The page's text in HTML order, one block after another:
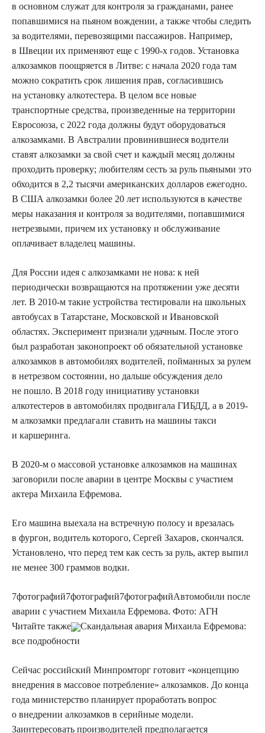
в основном служат для контроля за гражданами, ранее
попавшимися на пьяном вождении, а также чтобы следить
за водителями, перевозящими пассажиров. Например,
в Швеции их применяют еще с 1990-х годов. Установка
алкозамков поощряется в Литве: с начала 2020 года там
можно сократить срок лишения прав, согласившись
на установку алкотестера. В целом все новые
транспортные средства, произведенные на территории
Евросоюза, с 2022 года должны будут оборудоваться
алкозамками. В Австралии провинившиеся водители
ставят алкозамки за свой счет и каждый месяц должны
проходить проверку; любителям сесть за руль пьяными это
обходится в 2,2 тысячи американских долларов ежегодно.
В США алкозамки более 20 лет используются в качестве
меры наказания и контроля за водителями, попавшимися
нетрезвыми, причем их установку и обслуживание
оплачивает владелец машины.
Для России идея с алкозамками не нова: к ней
периодически возвращаются на протяжении уже десяти
лет. В 2010-м такие устройства тестировали на школьных
автобусах в Татарстане, Московской и Ивановской
областях. Эксперимент признали удачным. После этого
был разработан законопроект об обязательной установке
алкозамков в автомобилях водителей, пойманных за рулем
в нетрезвом состоянии, но дальше обсуждения дело
не пошло. В 2018 году инициативу установки
алкотестеров в автомобилях продвигала ГИБДД, а в 2019-
м алкозамки предлагали ставить на машины такси
и каршеринга.
В 2020-м о массовой установке алкозамков на машинах
заговорили после аварии в центре Москвы с участием
актера Михаила Ефремова.
Его машина выехала на встречную полосу и врезалась
в фургон, водитель которого, Сергей Захаров, скончался.
Установлено, что перед тем как сесть за руль, актер выпил
не менее 300 граммов водки.
7фотографий7фотографий7фотографийАвтомобили после
аварии с участием Михаила Ефремова. Фото: АГН
Читайте также
Скандальная авария Михаила Ефремова:
все подробности
Сейчас российский Минпромторг готовит «концепцию
внедрения в массовое потребление» алкозамков. До конца
года министерство планирует проработать вопрос
о внедрении алкозамков в серийные модели.
Заинтересовать производителей предполагается